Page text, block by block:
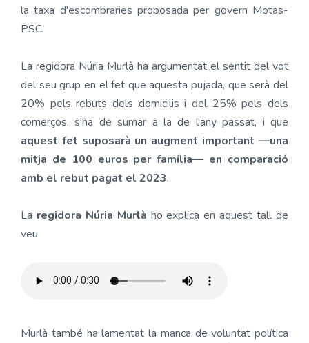
la taxa d'escombraries proposada per govern Motas-
PSC.
La regidora Núria Murlà ha argumentat el sentit del vot
del seu grup en el fet que aquesta pujada, que serà del
20% pels rebuts dels domicilis i del 25% pels dels
comerços, s'ha de sumar a la de l'any passat, i que
aquest fet suposarà un augment important —una
mitja de 100 euros per família— en comparació
amb el rebut pagat el 2023.
La regidora Núria Murlà ho explica en aquest tall de
veu
Murlà també ha lamentat la manca de voluntat política